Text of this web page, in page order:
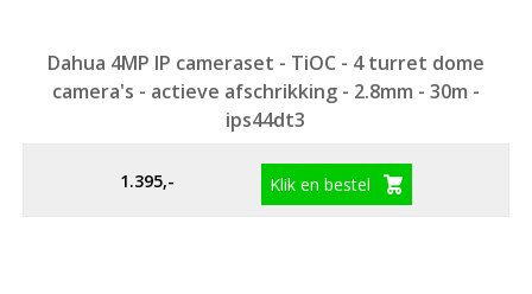
Dahua 4MP IP cameraset - TiOC - 4 turret dome
camera's - actieve afschrikking - 2.8mm - 30m -
ips44dt3
1.395,- Klik en bestel